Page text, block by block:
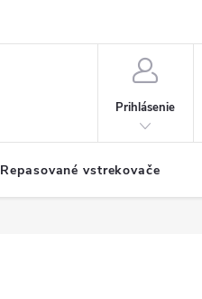
Prihlásenie
Repasované vstrekovače